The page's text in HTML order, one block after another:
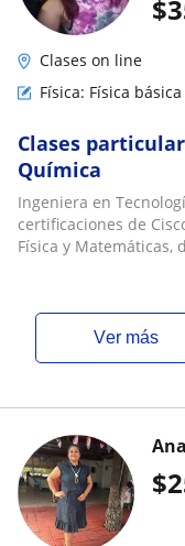
$
Clases on line
Física: Física básica
Clases
Química
Ingeniera en
certificaciones de
Física y Matemáticas,
ver más
$